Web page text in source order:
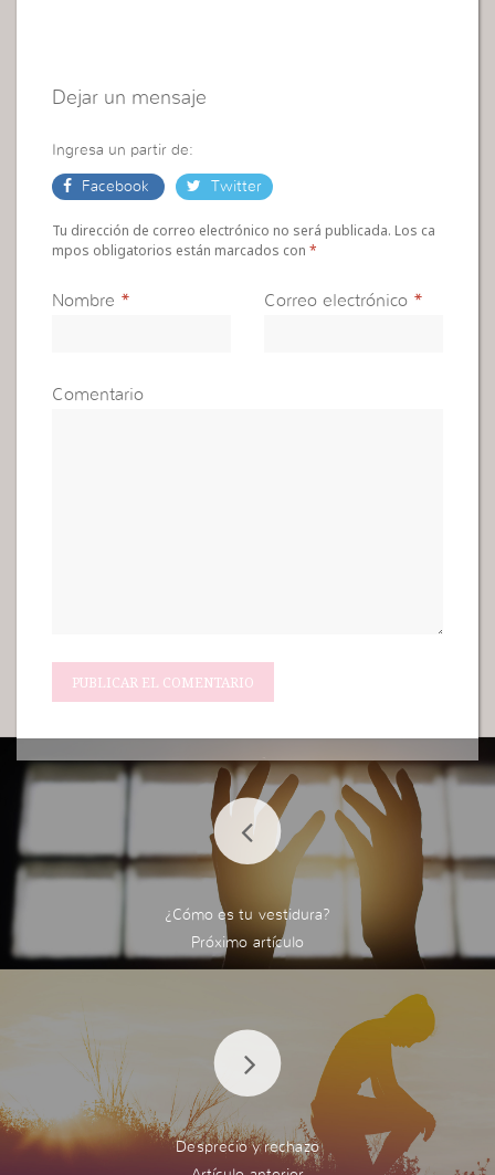
Dejar un mensaje
Ingresa un partir de:
Facebook Twitter
Tu dirección de correo electrónico no será publicada. Los ca
mpos obligatorios están marcados con*
Nombre * Correo electrónico *
Comentario
¿Cómo es tu vestidura?
Desprecio y rechazo